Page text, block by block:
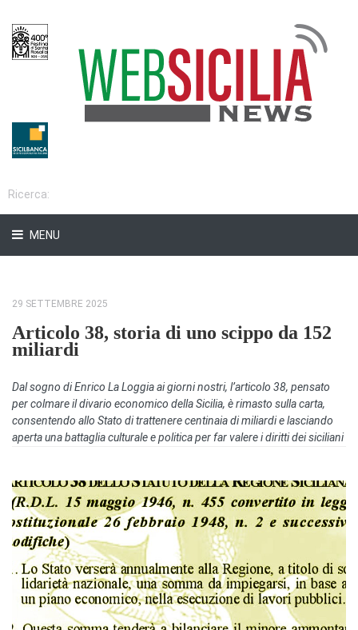
MENU
29 SETTEMBRE 2025
Articolo 38, storia di uno scippo da 152
miliardi
Dal sogno di Enrico La Loggia ai giorni nostri, l’articolo 38, pensato
per colmare il divario economico della Sicilia, è rimasto sulla carta,
consentendo allo Stato di trattenere centinaia di miliardi e lasciando
aperta una battaglia culturale e politica per far valere i diritti dei siciliani